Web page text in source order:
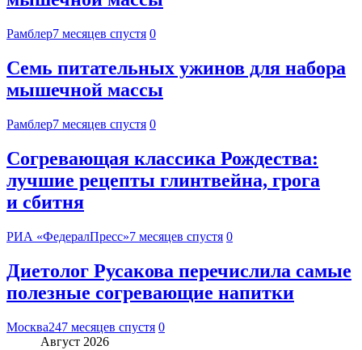
Рамблер7 месяцев спустя 0
Семь питательных ужинов для набора
мышечной массы
Рамблер7 месяцев спустя 0
Согревающая классика Рождества:
лучшие рецепты глинтвейна, грога
и сбитня
РИА «ФедералПресс»7 месяцев спустя 0
Диетолог Русакова перечислила самые
полезные согревающие напитки
Москва247 месяцев спустя 0
Август 2026